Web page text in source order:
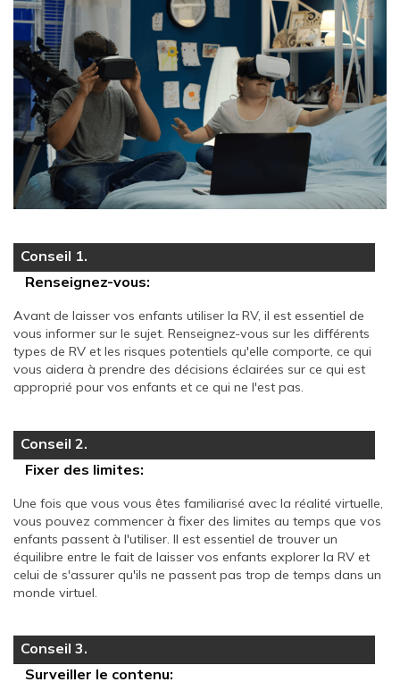
Conseil 1.
Renseignez-vous:
Avant de laisser vos enfants utiliser la RV, il est essentiel de
vous informer sur le sujet. Renseignez-vous sur les différents
types de RV et les risques potentiels qu'elle comporte, ce qui
vous aidera à prendre des décisions éclairées sur ce qui est
approprié pour vos enfants et ce qui ne l'est pas.
Conseil 2.
Fixer des limites:
Une fois que vous vous êtes familiarisé avec la réalité virtuelle,
vous pouvez commencer à fixer des limites au temps que vos
enfants passent à l'utiliser. Il est essentiel de trouver un
équilibre entre le fait de laisser vos enfants explorer la RV et
celui de s'assurer qu'ils ne passent pas trop de temps dans un
monde virtuel.
Conseil 3.
Surveiller le contenu: